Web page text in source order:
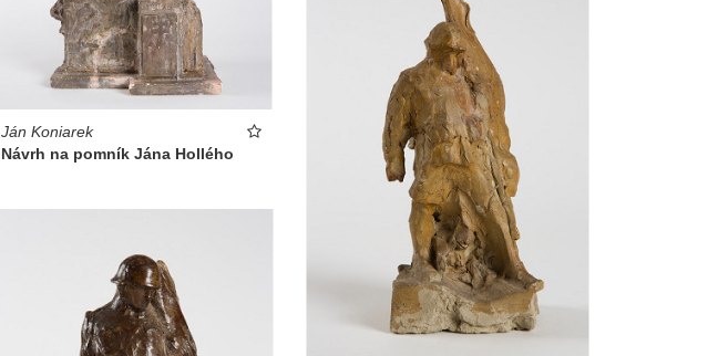
Ján Koniarek
Návrh na pomník Jána Hollého